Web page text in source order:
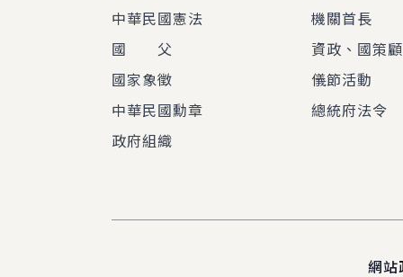
中華民國憲法
國 父
國家象徵
中華民國勳章
政府組織
機關首長
資政、國策
儀節活動
總統府法令
網站